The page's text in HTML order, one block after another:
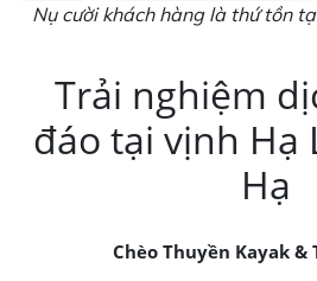
Nụ cười khách hàng là thứ tồn
Trải nghiệm
đáo tại vịnh Hạ
Hạ
Chèo Thuyền Kayak &